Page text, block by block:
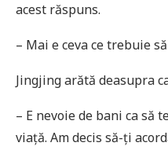
acest răspuns.
– Mai e ceva ce trebuie
Jingjing arătă deasupra
– E nevoie de bani ca să
viață. Am decis să-ți